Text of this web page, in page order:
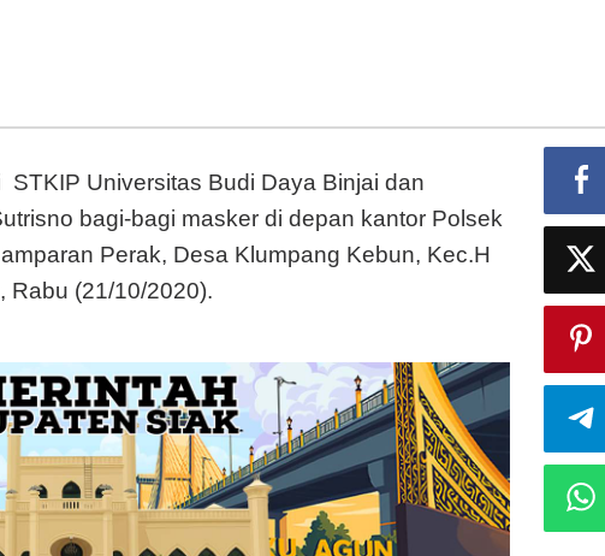
STKIP Universitas Budi Daya Binjai dan
bagi-bagi masker di depan kantor Polsek
Perak, Desa Klumpang Kebun, Kec.H
Rabu (21/10/2020).